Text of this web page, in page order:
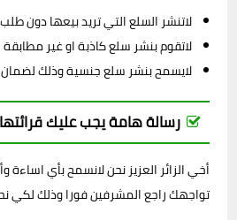
لاتنشر السلع التي تريد بيعها دون
لاتقوم بنشر سلع كاذبة او غير
لايسمح بنشر سلع جنسية وذلك لضمان
رسالة هامة يجب عليك
أخي الزائر العزيز نحن لانسمح بأي
تواجهك راجع المشرفين فورا وذلك لكي